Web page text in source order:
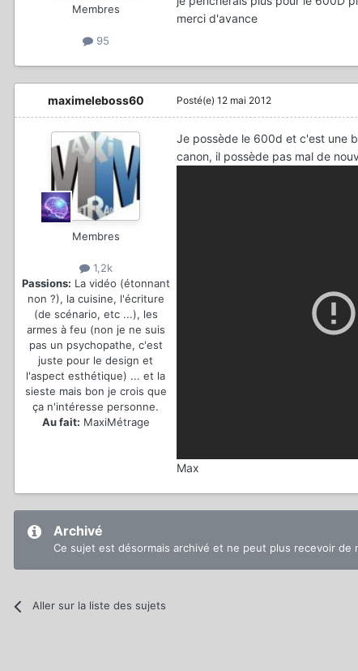
Membres
95
merci d'avance
maximeleboss60
Membres
1,2k
Passions: La vidéo (étonnant
non ?), la cuisine, l'écriture
(de scénario, etc ...), les
armes à feu (non je ne suis
pas un psychopathe, c'est
juste pour le design et
l'aspect esthétique) ... et la
sieste mais bon je crois que
ça n'intéresse personne.
Au fait: MaxiMétrage
Posté(e) 12 mai 2012
Je possède le 600d et c'est une
canon, il possède pas mal de
Max
Archivé
Ce sujet est désormais archivé et ne peut plus recevoir de
Aller sur la liste des sujets